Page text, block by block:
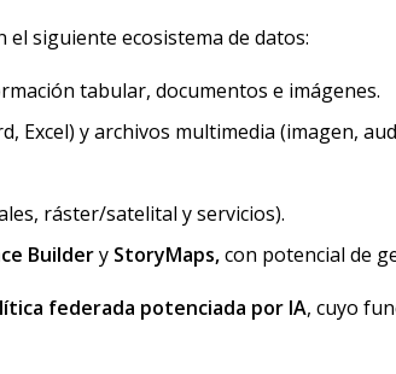
siguiente ecosistema de datos:
tabular, documentos e imágenes.
Excel) y archivos multimedia (imagen,
ráster/satelital y servicios).
Buildery StoryMaps,con potencial de
federada potenciada por IA, cuyo